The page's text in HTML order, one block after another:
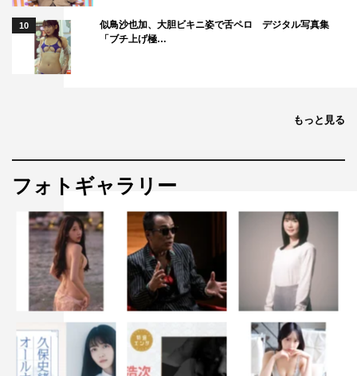
10
似鳥沙也加、大胆ビキニ姿で舌ペロ デジタル写真集
「ブチ上げ極…
もっと見る
フォトギャラリー